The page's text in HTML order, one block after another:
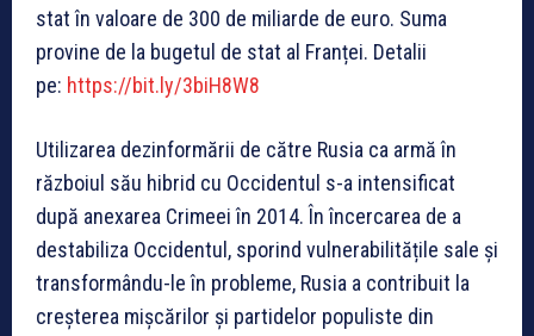
stat în valoare de 300 de miliarde de euro. Suma
provine de la bugetul de stat al Franței. Detalii
pe: https://bit.ly/3biH8W8
Utilizarea dezinformării de către Rusia ca armă în
războiul său hibrid cu Occidentul s-a intensificat
după anexarea Crimeei în 2014. În încercarea de a
destabiliza Occidentul, sporind vulnerabilitățile sale și
transformându-le în probleme, Rusia a contribuit la
creșterea mișcărilor și partidelor populiste din